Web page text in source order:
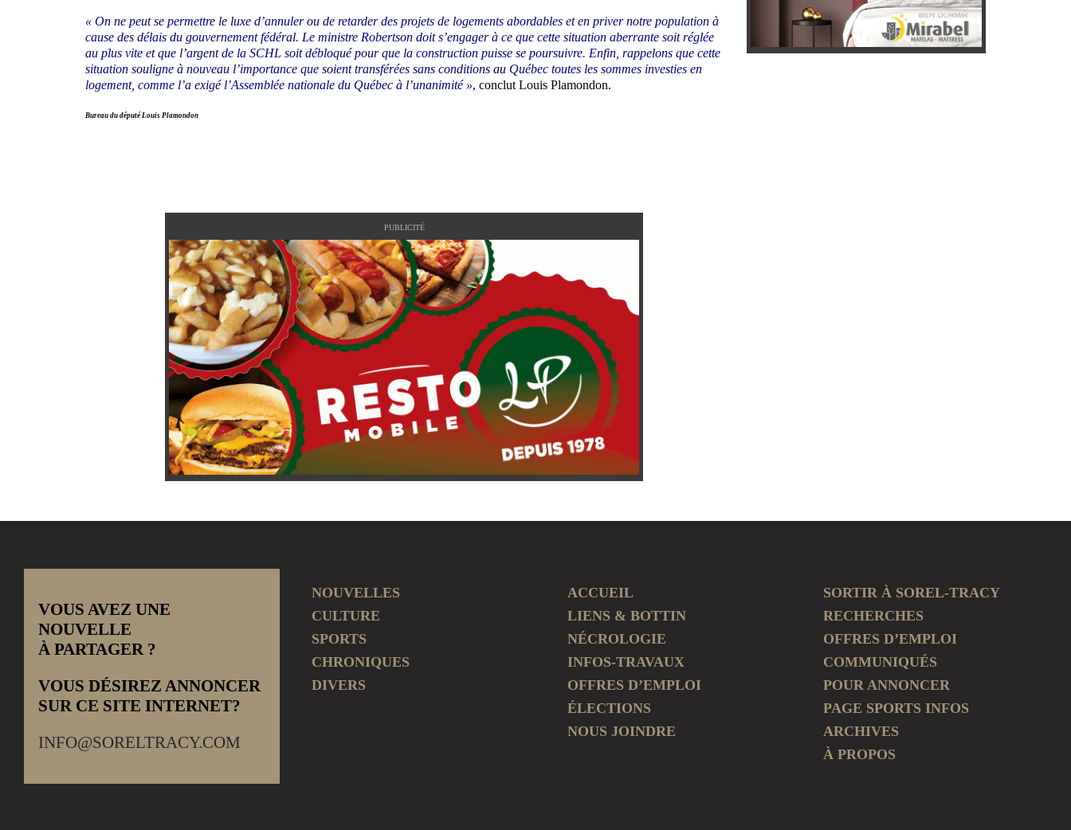
« On ne peut se permettre le luxe d’annuler ou de retarder des projets de logements abordables et en priver notre population à
cause des délais du gouvernement fédéral. Le ministre Robertson doit s’engager à ce que cette situation aberrante soit réglée
au plus vite et que l’argent de la SCHL soit débloqué pour que la construction puisse se poursuivre. Enfin, rappelons que cette
situation souligne à nouveau l’importance que soient transférées sans conditions au Québec toutes les sommes investies en
logement, comme l’a exigé l’Assemblée nationale du Québec à l’unanimité », conclut Louis Plamondon.
Bureau du député Louis Plamondon
PUBLICITÉ
VOUS AVEZ UNE
NOUVELLE
À PARTAGER ?
VOUS DÉSIREZ ANNONCER
SUR CE SITE INTERNET?
INFO@SORELTRACY.COM
NOUVELLES
CULTURE
SPORTS
CHRONIQUES
DIVERS
ACCUEIL
LIENS & BOTTIN
NÉCROLOGIE
INFOS-TRAVAUX
OFFRES D’EMPLOI
ÉLECTIONS
NOUS JOINDRE
SORTIR À SOREL-TRACY
RECHERCHES
OFFRES D’EMPLOI
COMMUNIQUÉS
POUR ANNONCER
PAGE SPORTS INFOS
ARCHIVES
À PROPOS